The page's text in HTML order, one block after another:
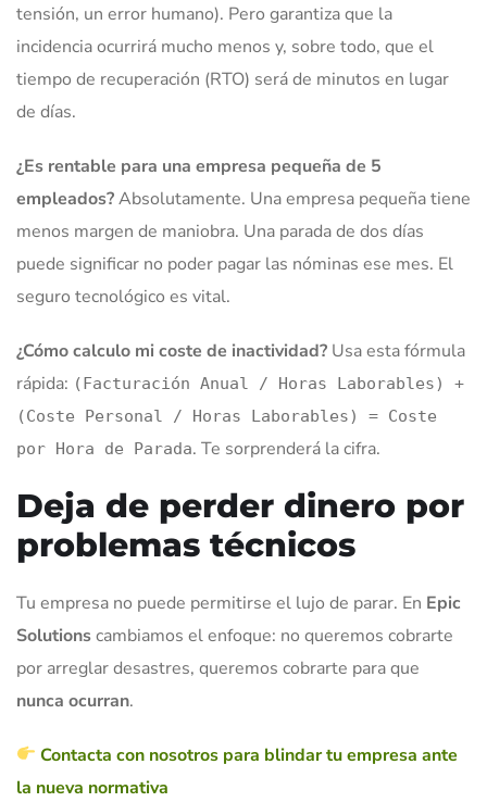
tensión, un error humano). Pero garantiza que la
incidencia ocurrirá mucho menos y, sobre todo, que el
tiempo de recuperación (RTO) será de minutos en lugar
de días.
¿Es rentable para una empresa pequeña de 5
empleados?Absolutamente. Una empresa pequeña tiene
menos margen de maniobra. Una parada de dos días
puede significar no poder pagar las nóminas ese mes. El
seguro tecnológico es vital.
¿Cómo calculo mi coste de inactividad? Usa esta fórmula
rápida: (Facturación Anual / Horas Laborables) +
(Coste Personal / Horas Laborables) = Coste
por Hora de Parada. Te sorprenderá la cifra.
Deja de perder dinero por
problemas técnicos
Tu empresa no puede permitirse el lujo de parar. En Epic
Solutionscambiamos el enfoque: no queremos cobrarte
por arreglar desastres, queremos cobrarte para que
nunca ocurran.
Contacta con nosotros para blindar tu empresa ante
la nueva normativa